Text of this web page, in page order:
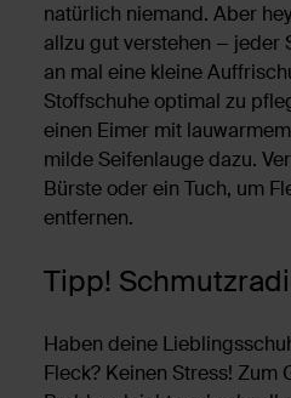
natürlich niemand. Aber
allzu gut verstehen − jeder
an mal eine kleine
Stoffschuhe optimal zu
einen Eimer mit
milde Seifenlauge dazu.
Bürste oder ein Tuch, um
entfernen.
Tipp!
Haben deine
Fleck? Keinen Stress! Zum